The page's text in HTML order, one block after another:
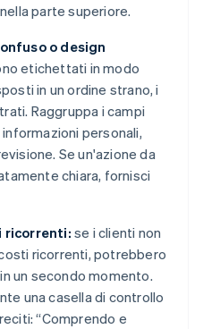
parte superiore.
o design
etichettati in modo
in un ordine strano, i
Raggruppa i campi
personali,
Se un'azione da
chiara, fornisci
ricorrenti:se i clienti non
ricorrenti, potrebbero
in un secondo momento.
una casella di controllo
“Comprendo e